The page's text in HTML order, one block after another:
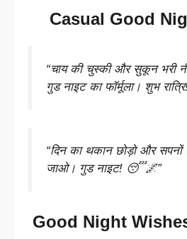
Casual Good
“चाय की चुस्की और सुकून भरी
गुड नाइट का फॉर्मूला। शुभ
“दिन का थकान छोड़ो और सपनों
जाओ। गुड नाइट! 😴🌌”
Good Night